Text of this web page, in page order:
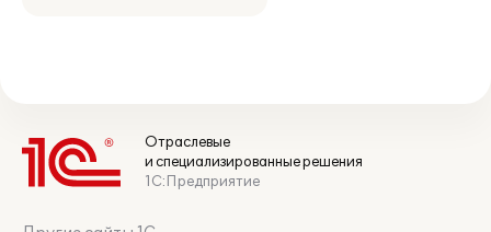
Отраслевые
и специализированные решения
1С:Предприятие